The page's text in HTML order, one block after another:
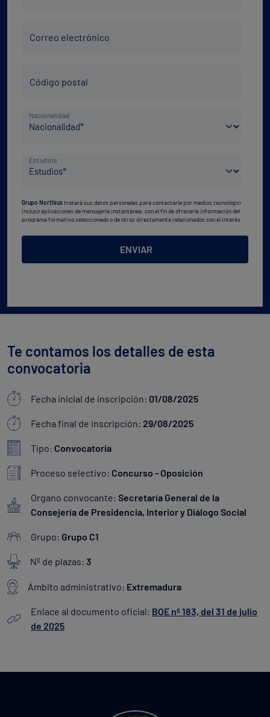
electrónico
Correo electrónico
Postal
Código postal
País
de
Nacionalidad
Nivel
de
*
Estudios
Grupo Northiustratará sus datos personales para contactarle por medios tecnológicos,
incluso aplicaciones de mensajería instantánea, con el fin de ofrecerle información del
programa formativo seleccionado o de otros directamente relacionados con el interés
correspondiente. Compartiremos su solicitud con las empresas que conforman elGrupo
servicios de acuerdo a su petición. Quedan reconocidos los derechos de acceso,
rectificación, supresión, oposición, limitación, tal y como se explica en la
ENVIAR
Te contamos los detalles de esta
convocatoria
Fecha inicial de inscripción: 01/08/2025
Fecha final de inscripción: 29/08/2025
Tipo: Convocatoria
Proceso selectivo: Concurso - Oposición
Organo convocante: Secretaría General de la
Consejería de Presidencia, Interior y Diálogo Social
Grupo: Grupo C1
Nº de plazas: 3
Ámbito administrativo: Extremadura
Enlace al documento oficial: BOE nº 183, del 31 de julio
de 2025